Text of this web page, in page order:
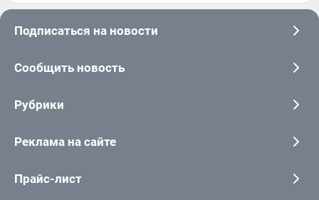
Подписаться на новости
Сообщить новость
Рубрики
Реклама на сайте
Прайс-лист